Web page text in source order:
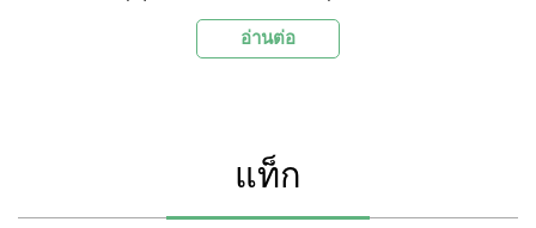
สวยงามและทรงคุณค่า วันนี้ Palanla จึงจะขอชวน
อ่านต่อ
แท็ก